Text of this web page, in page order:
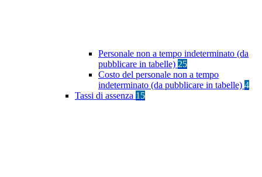
Personale non a tempo indeterminato (da
pubblicare in tabelle) 25
Costo del personale non a tempo
indeterminato (da pubblicare in tabelle) 4
Tassi di assenza 15